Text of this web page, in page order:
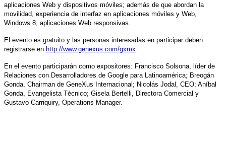
aplicaciones Web y dispositivos móviles; además de que abordan la
movilidad, experiencia de interfaz en aplicaciones móviles y Web,
Windows 8, aplicaciones Web responsivas.
El evento es gratuito y las personas interesadas en participar deben
registrarse en http://www.genexus.com/gxmx
En el evento participarán como expositores: Francisco Solsona, líder de
Relaciones con Desarrolladores de Google para Latinoamérica; Breogán
Gonda, Chairman de GeneXus Internacional; Nicolás Jodal, CEO; Aníbal
Gonda, Evangelista Técnico; Gisela Bertelli, Directora Comercial y
Gustavo Carriquiry, Operations Manager.